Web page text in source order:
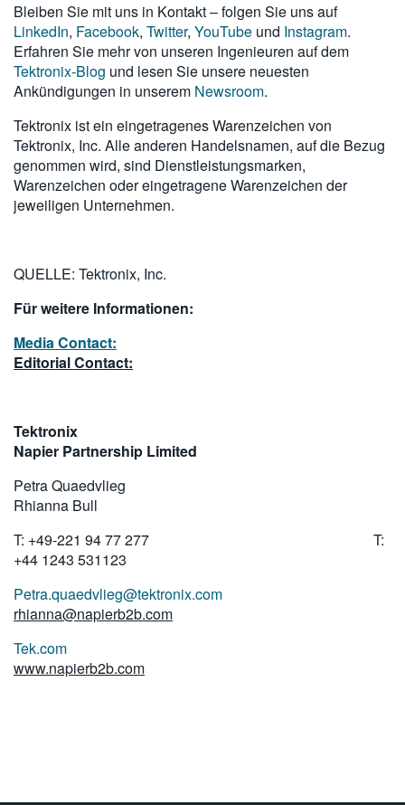
Bleiben Sie mit uns in Kontakt – folgen Sie uns auf
LinkedIn, Facebook, Twitter, YouTube und Instagram.
Erfahren Sie mehr von unseren Ingenieuren auf dem
Tektronix-Blog und lesen Sie unsere neuesten
Ankündigungen in unserem Newsroom.
Tektronix ist ein eingetragenes Warenzeichen von
Tektronix, Inc. Alle anderen Handelsnamen, auf die Bezug
genommen wird, sind Dienstleistungsmarken,
Warenzeichen oder eingetragene Warenzeichen der
jeweiligen Unternehmen.
QUELLE: Tektronix, Inc.
Für weitere Informationen:
Media Contact:
Editorial Contact:
Tektronix
Napier Partnership Limited
Petra Quaedvlieg
Rhianna Bull
T: +49-221 94 77 277 T:
+44 1243 531123
Petra.quaedvlieg@tektronix.com
rhianna@napierb2b.com
Tek.com
www.napierb2b.com